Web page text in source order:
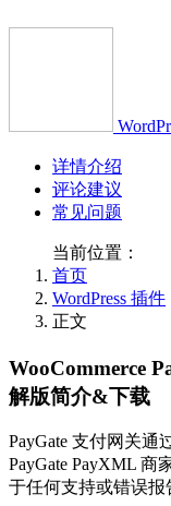
详情介绍
评论建议
常见问题
当前位置：
首页
WordPress 插件
正文
WooCommerce
解版简介&下载
PayGate 支付网关通
PayGate PayXML 商
于任何支持或错误报